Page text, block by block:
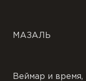
МАЗАЛЬ
Веймар и время,